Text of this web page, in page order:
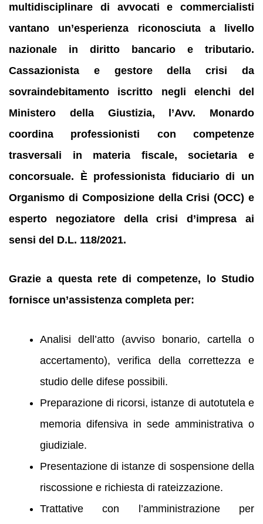
multidisciplinare di avvocati e commercialisti
vantano un’esperienza riconosciuta a livello
nazionale in diritto bancario e tributario.
Cassazionista e gestore della crisi da
sovraindebitamento iscritto negli elenchi del
Ministero della Giustizia, l’Avv. Monardo
coordina professionisti con competenze
trasversali in materia fiscale, societaria e
concorsuale. È professionista fiduciario di un
Organismo di Composizione della Crisi (OCC) e
esperto negoziatore della crisi d’impresa ai
sensi del D.L. 118/2021.
Grazie a questa rete di competenze, lo Studio
fornisce un’assistenza completa per:
Analisi dell’atto (avviso bonario, cartella o
accertamento), verifica della correttezza e
studio delle difese possibili.
Preparazione di ricorsi, istanze di autotutela e
memoria difensiva in sede amministrativa o
giudiziale.
Presentazione di istanze di sospensione della
riscossione e richiesta di rateizzazione.
Trattative con l’amministrazione per